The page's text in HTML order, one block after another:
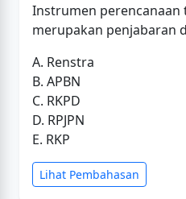
Instrumen perencanaan
merupakan penjabaran
A. Renstra
B. APBN
C. RKPD
D. RPJPN
E. RKP
Lihat Pembahasan